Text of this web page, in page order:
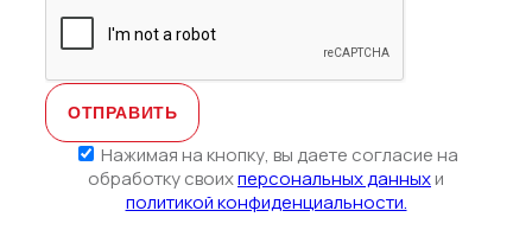
Нажимая на кнопку, вы даете согласие на
обработку своихперсональных данныхи
политикой конфиденциальности.